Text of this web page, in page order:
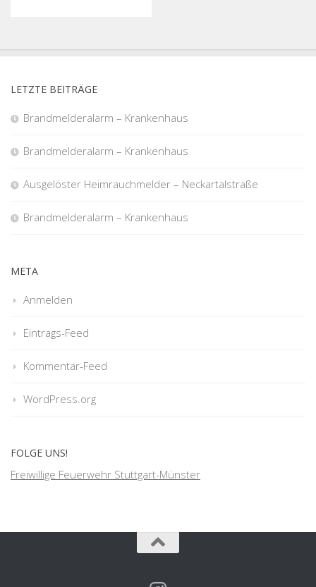
LETZTE BEITRÄGE
Brandmelderalarm – Krankenhaus
Brandmelderalarm – Krankenhaus
Ausgelöster Heimrauchmelder – Neckartalstraße
Brandmelderalarm – Krankenhaus
META
Anmelden
Eintrags-Feed
Kommentar-Feed
WordPress.org
FOLGE UNS!
Freiwillige Feuerwehr Stuttgart-Münster